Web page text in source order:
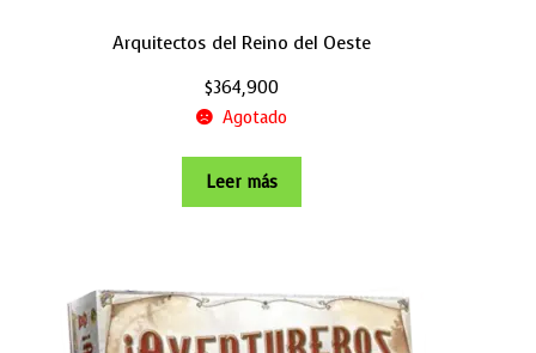
Arquitectos del Reino del Oeste
$364,900
Agotado
Leer más